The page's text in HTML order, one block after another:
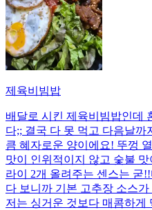
제육비빔밥
배달로 시킨 제육비빔밥인데
다;; 결국 다 못 먹고 다음날
큼 혜자로운 양이에요! 뚜껑
맛이 인위적이지 않고 숯불
라이 2개 올려주는 센스는 굳
다 보니까 기본 고추장 소스
저는 싱거운 것보다 매콤하게